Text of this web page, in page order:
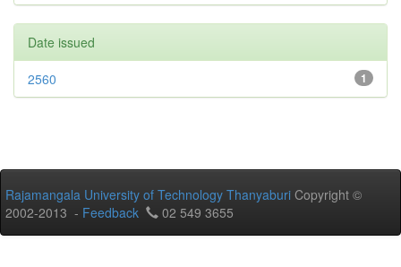
Date issued
1
2560
Rajamangala University of Technology Thanyaburi Copyright ©
2002-2013 - Feedback 02 549 3655